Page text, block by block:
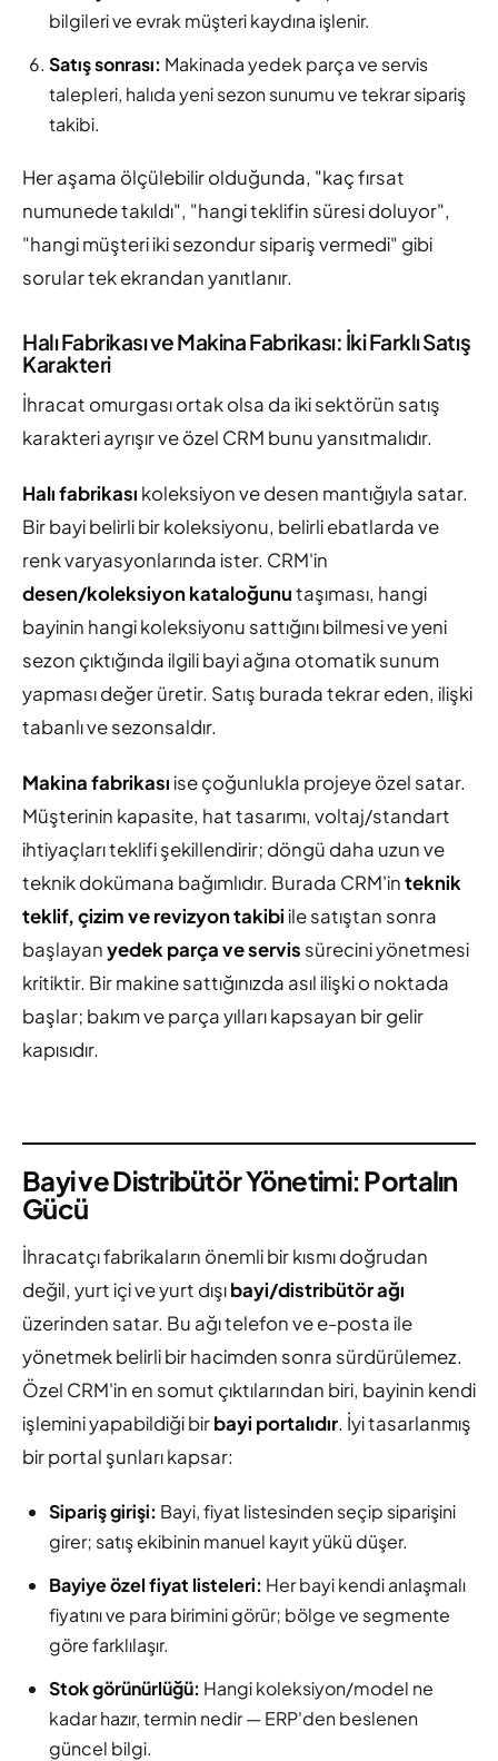
bilgileri ve evrak müşteri kaydına işlenir.
Satış sonrası: Makinada yedek parça ve servis
talepleri, halıda yeni sezon sunumu ve tekrar sipariş
takibi.
Her aşama ölçülebilir olduğunda, "kaç fırsat
numunede takıldı", "hangi teklifin süresi doluyor",
"hangi müşteri iki sezondur sipariş vermedi" gibi
sorular tek ekrandan yanıtlanır.
Halı Fabrikası ve Makina Fabrikası: İki Farklı Satış
Karakteri
İhracat omurgası ortak olsa da iki sektörün satış
karakteri ayrışır ve özel CRM bunu yansıtmalıdır.
Halı fabrikası koleksiyon ve desen mantığıyla satar.
Bir bayi belirli bir koleksiyonu, belirli ebatlarda ve
renk varyasyonlarında ister. CRM'in
desen/koleksiyon kataloğunutaşıması, hangi
bayinin hangi koleksiyonu sattığını bilmesi ve yeni
sezon çıktığında ilgili bayi ağına otomatik sunum
yapması değer üretir. Satış burada tekrar eden, ilişki
tabanlı ve sezonsaldır.
Makina fabrikasıise çoğunlukla projeye özel satar.
Müşterinin kapasite, hat tasarımı, voltaj/standart
ihtiyaçları teklifi şekillendirir; döngü daha uzun ve
teknik dokümana bağımlıdır. Burada CRM'inteknik
teklif, çizim ve revizyon takibiile satıştan sonra
başlayanyedek parça ve servis sürecini yönetmesi
kritiktir. Bir makine sattığınızda asıl ilişki o noktada
başlar; bakım ve parça yılları kapsayan bir gelir
kapısıdır.
Bayi ve Distribütör Yönetimi: Portalın
Gücü
İhracatçı fabrikaların önemli bir kısmı doğrudan
değil, yurt içi ve yurt dışıbayi/distribütör ağı
üzerinden satar. Bu ağı telefon ve e-posta ile
yönetmek belirli bir hacimden sonra sürdürülemez.
Özel CRM'in en somut çıktılarından biri, bayinin kendi
işlemini yapabildiği birbayi portalıdır. İyi tasarlanmış
bir portal şunları kapsar:
Sipariş girişi: Bayi, fiyat listesinden seçip siparişini
girer; satış ekibinin manuel kayıt yükü düşer.
Bayiye özel fiyat listeleri: Her bayi kendi anlaşmalı
fiyatını ve para birimini görür; bölge ve segmente
göre farklılaşır.
Stok görünürlüğü: Hangi koleksiyon/model ne
kadar hazır, termin nedir — ERP'den beslenen
güncel bilgi.